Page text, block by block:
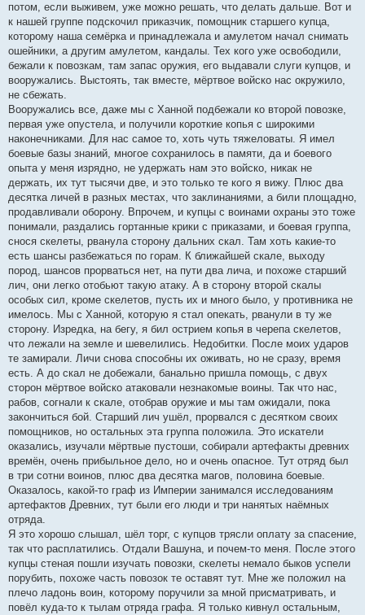
потом, если выживем, уже можно решать, что делать дальше. Вот и
к нашей группе подскочил приказчик, помощник старшего купца,
которому наша семёрка и принадлежала и амулетом начал снимать
ошейники, а другим амулетом, кандалы. Тех кого уже освободили,
бежали к повозкам, там запас оружия, его выдавали слуги купцов, и
вооружались. Выстоять, так вместе, мёртвое войско нас окружило,
не сбежать.
Вооружались все, даже мы с Ханной подбежали ко второй повозке,
первая уже опустела, и получили короткие копья с широкими
наконечниками. Для нас самое то, хоть чуть тяжеловаты. Я имел
боевые базы знаний, многое сохранилось в памяти, да и боевого
опыта у меня изрядно, не удержать нам это войско, никак не
держать, их тут тысячи две, и это только те кого я вижу. Плюс два
десятка личей в разных местах, что заклинаниями, а били площадно,
продавливали оборону. Впрочем, и купцы с воинами охраны это тоже
понимали, раздались гортанные крики с приказами, и боевая группа,
снося скелеты, рванула сторону дальних скал. Там хоть какие-то
есть шансы разбежаться по горам. К ближайшей скале, выходу
пород, шансов прорваться нет, на пути два лича, и похоже старший
лич, они легко отобьют такую атаку. А в сторону второй скалы
особых сил, кроме скелетов, пусть их и много было, у противника не
имелось. Мы с Ханной, которую я стал опекать, рванули в ту же
сторону. Изредка, на бегу, я бил острием копья в черепа скелетов,
что лежали на земле и шевелились. Недобитки. После моих ударов
те замирали. Личи снова способны их оживать, но не сразу, время
есть. А до скал не добежали, банально пришла помощь, с двух
сторон мёртвое войско атаковали незнакомые воины. Так что нас,
рабов, согнали к скале, отобрав оружие и мы там ожидали, пока
закончиться бой. Старший лич ушёл, прорвался с десятком своих
помощников, но остальных эта группа положила. Это искатели
оказались, изучали мёртвые пустоши, собирали артефакты древних
времён, очень прибыльное дело, но и очень опасное. Тут отряд был
в три сотни воинов, плюс два десятка магов, половина боевые.
Оказалось, какой-то граф из Империи занимался исследованиям
артефактов Древних, тут были его люди и три нанятых наёмных
отряда.
Я это хорошо слышал, шёл торг, с купцов трясли оплату за спасение,
так что расплатились. Отдали Вашуна, и почем-то меня. После этого
купцы стеная пошли изучать повозки, скелеты немало быков успели
порубить, похоже часть повозок те оставят тут. Мне же положил на
плечо ладонь воин, которому поручили за мной присматривать, и
повёл куда-то к тылам отряда графа. Я только кивнул остальным,